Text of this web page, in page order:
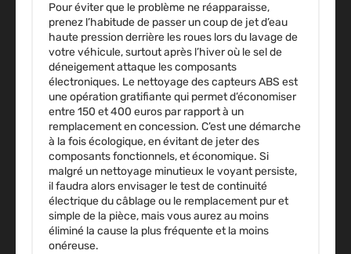
Pour éviter que le problème ne réapparaisse,
prenez l’habitude de passer un coup de jet d’eau
haute pression derrière les roues lors du lavage de
votre véhicule, surtout après l’hiver où le sel de
déneigement attaque les composants
électroniques. Le nettoyage des capteurs ABS est
une opération gratifiante qui permet d’économiser
entre 150 et 400 euros par rapport à un
remplacement en concession. C’est une démarche
à la fois écologique, en évitant de jeter des
composants fonctionnels, et économique. Si
malgré un nettoyage minutieux le voyant persiste,
il faudra alors envisager le test de continuité
électrique du câblage ou le remplacement pur et
simple de la pièce, mais vous aurez au moins
éliminé la cause la plus fréquente et la moins
onéreuse.